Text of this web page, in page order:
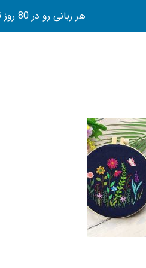
هر زبانی رو در 80 روز قورت بده و به رویای مهاجرتت برس ...